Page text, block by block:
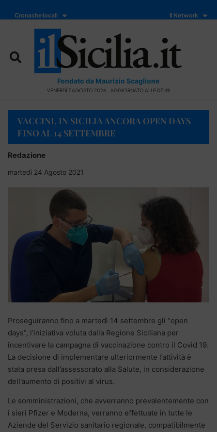
Cronache locali Il Network
Fondato da Maurizio Scaglione
VENERDÌ 7 AGOSTO 2026 - AGGIORNATO ALLE 07:49
VACCINI, IN SICILIA ANCORA OPEN DAYS
FINO AL 14 SETTEMBRE
Redazione
martedì 24 Agosto 2021
Proseguiranno fino a martedì 14 settembre gli “open
days”, l’iniziativa voluta dalla Regione Siciliana per
incentivare la campagna di vaccinazione contro il Covid 19.
La decisione di implementare ulteriormente l’attività è
stata presa dall’assessorato alla Salute, in considerazione
dell’aumento di positivi al virus.
Le somministrazioni, che avverranno prevalentemente con
i sieri Pfizer e Moderna, verranno effettuate in tutte le
Aziende del Servizio sanitario regionale, compatibilmente